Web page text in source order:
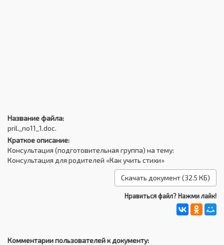
Название файла:
pril._no11_1.doc.
Краткое описание:
Консультация (подготовительная группа) на тему:
Консультация для родителей «Как учить стихи»
Скачать документ (32.5 КБ)
Нравиться файл? Нажми лайк!
Комментарии пользователей к документу: